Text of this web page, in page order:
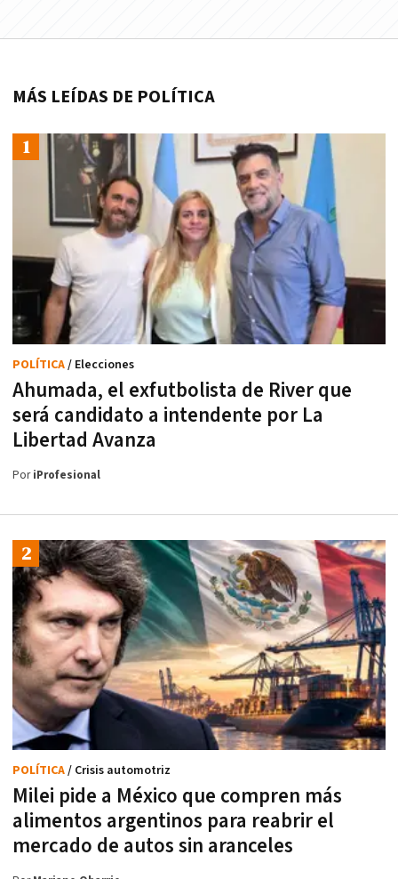
MÁS LEÍDAS DE POLÍTICA
Ahumada, el exfutbolista de River que
será candidato a intendente por La
Libertad Avanza
POLÍTICA/ Elecciones
PoriProfesional
Milei pide a México que compren más
alimentos argentinos para reabrir el
mercado de autos sin aranceles
POLÍTICA/ Crisis automotriz